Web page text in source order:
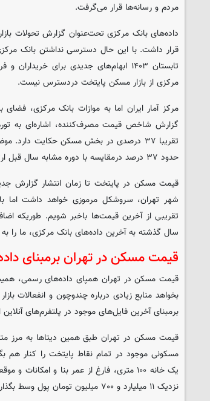
مردم و رسانه‌ها قرار می‌گرفت.
داده‌های بانک مرکزی تحت‌عنوان گزارش تحولات
قرار داشت. با این حال دسترسی نداشتن بانک
تابستان ۱۴۰۳ ابهام‌های جدیدی برای
مرکزی از بازار مسکن پایتخت دردسترس نیست.
مرکز آمار ایران اما به موازات بانک مرکزی،
گزارش شاخص قیمت مصرف‌کننده، اشاره‌ای به
تقریبا ۳۷ درصدی در بخش مسکن حکایت
حدود ۳۷ درصد درمقایسه با دوره مشابه سال قبل ارتقا پیدا کرده است.
قیمت مسکن در پایتخت تا زمان انتشار گزارش
شهر تهران، سروشکل مرموزی خواهد داشت اما
سال گذشته به آخرین داده‌های بانک مرکزی، ما را به عددی نزدیک متری
قیمت مسکن در تهران برمبنای
قیمت مسکن در تهران همپای داده‌های رسمی،
بخواهد منابع زیادی درباره چندوچون و انفعالات
برمبنای آخرین فایل‌های موجود در پلتفرم‌های آنلاین
مسکونی موجود در تمام نقاط پایتخت را کنار هم
یک خانه ۱۰۰ متری، فارغ از عمر بنا و
نزدیک ۱۱ میلیارد و ۷۰۰ میلیون تومان پول وسط بگذاریم.